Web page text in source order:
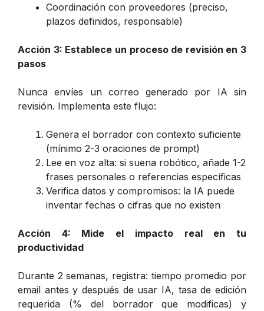
Coordinación con proveedores (preciso,
plazos definidos, responsable)
Acción 3: Establece un proceso de revisión en 3
pasos
Nunca envíes un correo generado por IA sin
revisión. Implementa este flujo:
Genera el borrador con contexto suficiente
(mínimo 2-3 oraciones de prompt)
Lee en voz alta: si suena robótico, añade 1-2
frases personales o referencias específicas
Verifica datos y compromisos: la IA puede
inventar fechas o cifras que no existen
Acción 4: Mide el impacto real en tu
productividad
Durante 2 semanas, registra: tiempo promedio por
email antes y después de usar IA, tasa de edición
requerida (% del borrador que modificas) y